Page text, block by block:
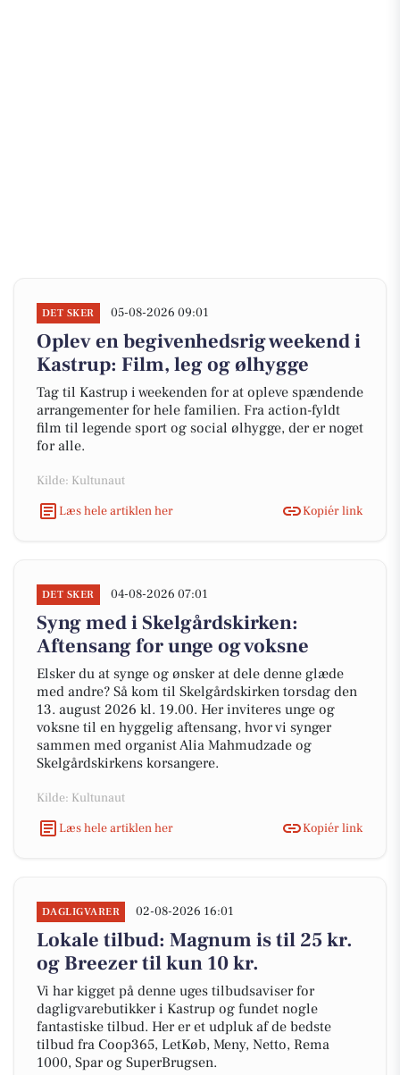
DET SKER 05-08-2026 09:01
Oplev en begivenhedsrig weekend i
Kastrup: Film, leg og ølhygge
Tag til Kastrup i weekenden for at opleve spændende
arrangementer for hele familien. Fra action-fyldt
film til legende sport og social ølhygge, der er noget
for alle.
Kilde: Kultunaut
Læs hele artiklen her
Kopiér link
DET SKER 04-08-2026 07:01
Syng med i Skelgårdskirken:
Aftensang for unge og voksne
Elsker du at synge og ønsker at dele denne glæde
med andre? Så kom til Skelgårdskirken torsdag den
13. august 2026 kl. 19.00. Her inviteres unge og
voksne til en hyggelig aftensang, hvor vi synger
sammen med organist Alia Mahmudzade og
Skelgårdskirkens korsangere.
Kilde: Kultunaut
Læs hele artiklen her
Kopiér link
DAGLIGVARER 02-08-2026 16:01
Lokale tilbud: Magnum is til 25 kr.
og Breezer til kun 10 kr.
Vi har kigget på denne uges tilbudsaviser for
dagligvarebutikker i Kastrup og fundet nogle
fantastiske tilbud. Her er et udpluk af de bedste
tilbud fra Coop365, LetKøb, Meny, Netto, Rema
1000, Spar og SuperBrugsen.